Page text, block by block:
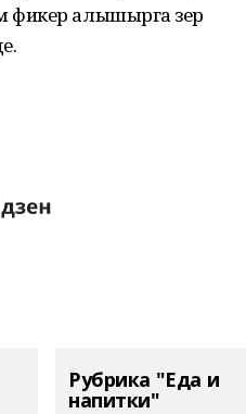
фикер алышырга әзер
Рубрика "Еда и
напитки"